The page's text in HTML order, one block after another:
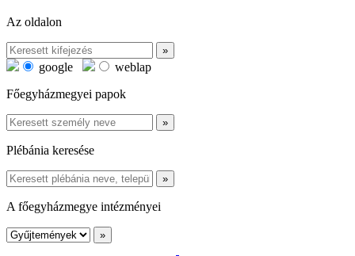
Az oldalon
google
weblap
Főegyházmegyei papok
Plébánia keresése
A főegyházmegye intézményei